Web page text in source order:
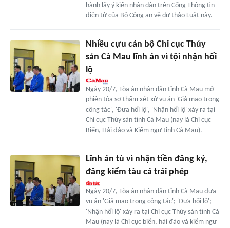
hành lấy ý kiến nhân dân trên Cổng Thông tin
điện tử của Bộ Công an về dự thảo Luật này.
Nhiều cựu cán bộ Chi cục Thủy
sản Cà Mau lĩnh án vì tội nhận hối
lộ
Ngày 20/7, Tòa án nhân dân tỉnh Cà Mau mở
phiên tòa sơ thẩm xét xử vụ án 'Giả mạo trong
công tác', 'Đưa hối lộ', 'Nhận hối lộ' xảy ra tại
Chi cục Thủy sản tỉnh Cà Mau (nay là Chi cục
Biển, Hải đảo và Kiểm ngư tỉnh Cà Mau).
Lĩnh án tù vì nhận tiền đăng ký,
đăng kiểm tàu cá trái phép
Ngày 20/7, Tòa án nhân dân tỉnh Cà Mau đưa
vụ án 'Giả mạo trong công tác'; 'Đưa hối lộ';
'Nhận hối lộ' xảy ra tại Chi cục Thủy sản tỉnh Cà
Mau (nay là Chi cục biển, hải đảo và kiểm ngư